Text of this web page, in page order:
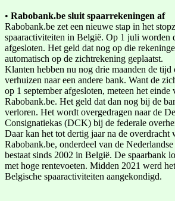
• Rabobank.be sluit spaarrekeningen af
Rabobank.be zet een nieuwe stap in het
spaaractiviteiten in België. Op 1 juli worden
afgesloten. Het geld dat nog op die
automatisch op de zichtrekening geplaatst.
Klanten hebben nu nog drie maanden de tijd
verhuizen naar een andere bank. Want de
op 1 september afgesloten, meteen het
Rabobank.be. Het geld dat dan nog bij de
verloren. Het wordt overgedragen naar de
Consignatiekas (DCK) bij de federale
Daar kan het tot dertig jaar na de overdracht
Rabobank.be, onderdeel van de
bestaat sinds 2002 in België. De spaarbank
met hoge rentevoeten. Midden 2021 werd
Belgische spaaractiviteiten aangekondigd.